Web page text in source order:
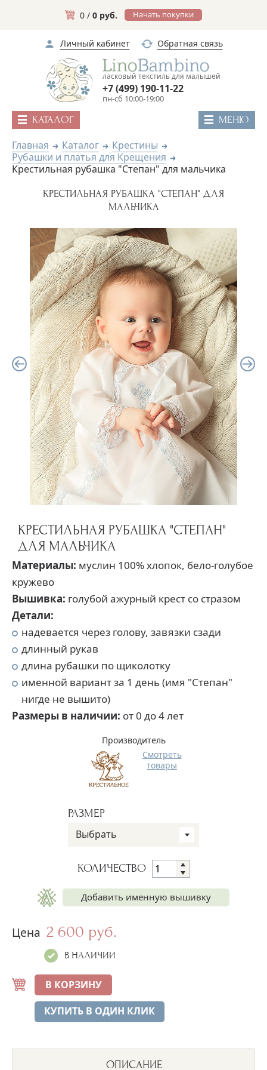
0 / 0 руб. Начать покупки
Личный кабинет Обратная связь
ласковый текстиль для малышей
пн-сб 10:00-19:00
+7 (499) 190-11-22
КАТАЛОГ МЕНЮ
Главная Каталог
Крестины
Рубашки и платья для Крещения
Крестильная рубашка "Степан" для мальчика
КРЕСТИЛЬНАЯ РУБАШКА "СТЕПАН" ДЛЯ
МАЛЬЧИКА
КРЕСТИЛЬНАЯ РУБАШКА "СТЕПАН"
ДЛЯ МАЛЬЧИКА
Материалы: муслин 100% хлопок, бело-голубое
кружево
Вышивка: голубой ажурный крест со стразом
Детали:
надевается через голову, завязки сзади
длинный рукав
длина рубашки по щиколотку
именной вариант за 1 день (имя "Степан"
нигде не вышито)
Размеры в наличии: от 0 до 4 лет
Производитель
Смотреть
товары
РАЗМЕР
Выбрать
КОЛИЧЕСТВО
Добавить именную вышивку
Имя на рубашке
+250 руб.
Цена 2 600 руб.
В НАЛИЧИИ
В КОРЗИНУ
КУПИТЬ В ОДИН КЛИК
ОПИСАНИЕ